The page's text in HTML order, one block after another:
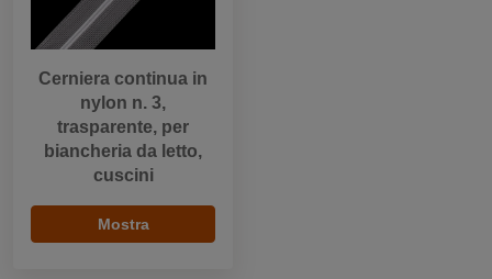
Cerniera continua in
nylon n. 3,
trasparente, per
biancheria da letto,
cuscini
Mostra